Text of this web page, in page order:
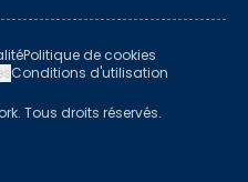
Politique de cookies
Conditions d'utilisation
Tous droits réservés.